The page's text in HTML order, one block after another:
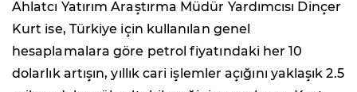
Ahlatcı Yatırım Araştırma Müdür Yardımcısı Dinçer
Kurt ise, Türkiye için kullanılan genel
hesaplamalara göre petrol fiyatındaki her 10
dolarlık artışın, yıllık cari işlemler açığını yaklaşık 2.5